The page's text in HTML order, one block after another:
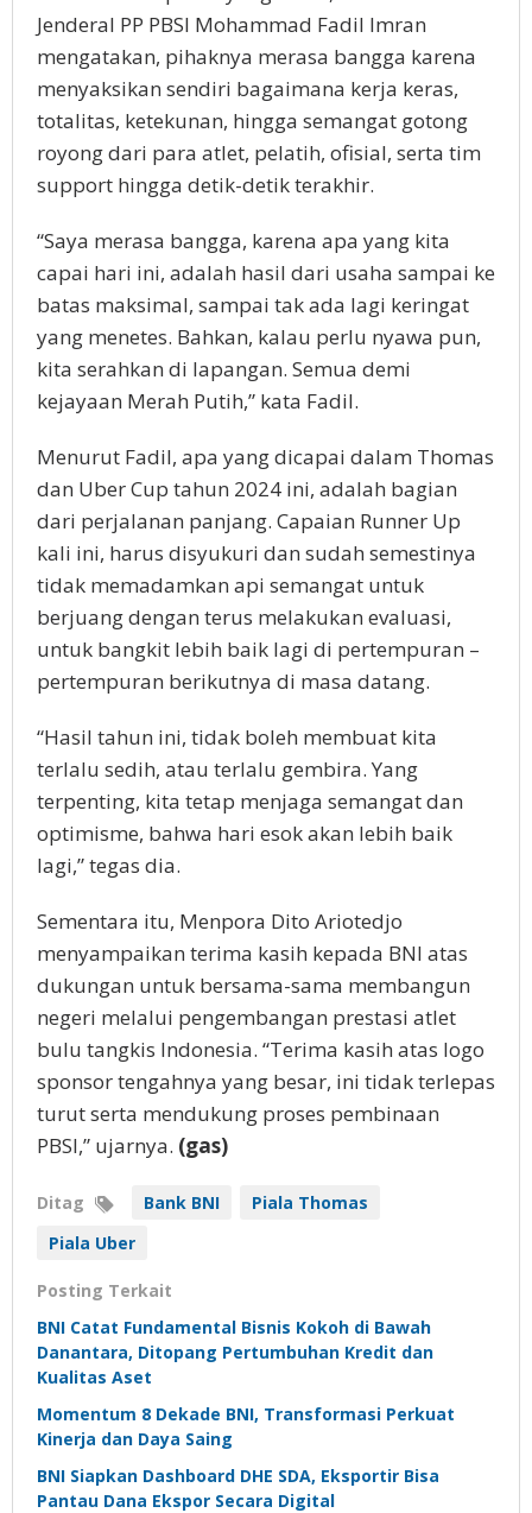
Jenderal PP PBSI Mohammad Fadil Imran
mengatakan, pihaknya merasa bangga karena
menyaksikan sendiri bagaimana kerja keras,
totalitas, ketekunan, hingga semangat gotong
royong dari para atlet, pelatih, ofisial, serta tim
support hingga detik-detik terakhir.
“Saya merasa bangga, karena apa yang kita
capai hari ini, adalah hasil dari usaha sampai ke
batas maksimal, sampai tak ada lagi keringat
yang menetes. Bahkan, kalau perlu nyawa pun,
kita serahkan di lapangan. Semua demi
kejayaan Merah Putih,” kata Fadil.
Menurut Fadil, apa yang dicapai dalam Thomas
dan Uber Cup tahun 2024 ini, adalah bagian
dari perjalanan panjang. Capaian Runner Up
kali ini, harus disyukuri dan sudah semestinya
tidak memadamkan api semangat untuk
berjuang dengan terus melakukan evaluasi,
untuk bangkit lebih baik lagi di pertempuran –
pertempuran berikutnya di masa datang.
“Hasil tahun ini, tidak boleh membuat kita
terlalu sedih, atau terlalu gembira. Yang
terpenting, kita tetap menjaga semangat dan
optimisme, bahwa hari esok akan lebih baik
lagi,” tegas dia.
Sementara itu, Menpora Dito Ariotedjo
menyampaikan terima kasih kepada BNI atas
dukungan untuk bersama-sama membangun
negeri melalui pengembangan prestasi atlet
bulu tangkis Indonesia. “Terima kasih atas logo
sponsor tengahnya yang besar, ini tidak terlepas
turut serta mendukung proses pembinaan
PBSI,” ujarnya. (gas)
Ditag Bank BNI
Piala Thomas
Piala Uber
Posting Terkait
BNI Catat Fundamental Bisnis Kokoh di Bawah
Danantara, Ditopang Pertumbuhan Kredit dan
Kualitas Aset
Momentum 8 Dekade BNI, Transformasi Perkuat
Kinerja dan Daya Saing
BNI Siapkan Dashboard DHE SDA, Eksportir Bisa
Pantau Dana Ekspor Secara Digital